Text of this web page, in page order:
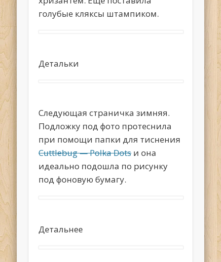
голубые кляксы штампиком.
Детальки
Следующая страничка зимняя.
Подложку под фото протеснила
при помощи папки для тиснения
Cuttlebug — Polka Dotsи она
идеально подошла по рисунку
под фоновую бумагу.
Детальнее